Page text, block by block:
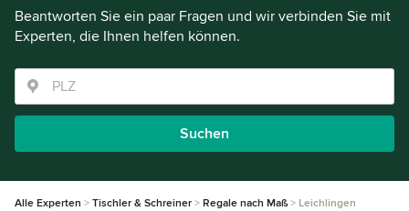
Beantworten Sie ein paar Fragen und wir verbinden Sie mit
Experten, die Ihnen helfen können.
Suchen
Alle Experten Tischler & Schreiner Regale nach Maß Leichlingen